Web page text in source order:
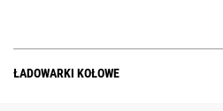
ŁADOWARKI KOŁOWE